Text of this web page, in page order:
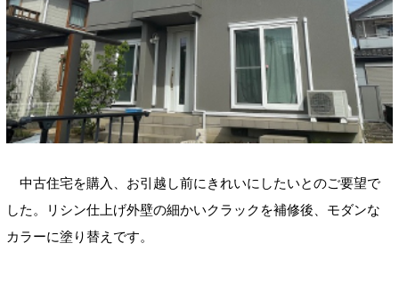
中古住宅を購入、お引越し前にきれいにしたいとのご要望で
した。リシン仕上げ外壁の細かいクラックを補修後、モダンな
カラーに塗り替えです。